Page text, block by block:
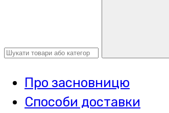
Про засновницю
Способи доставки